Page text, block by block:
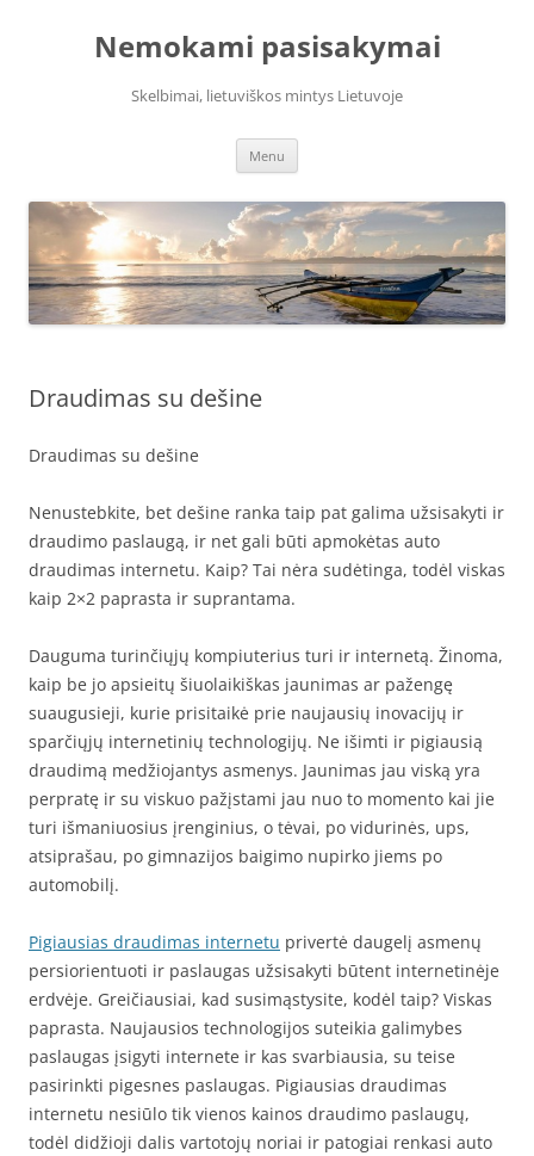
Nemokami pasisakymai
Skelbimai, lietuviškos mintys Lietuvoje
Menu
Draudimas su dešine
Draudimas su dešine
Nenustebkite, bet dešine ranka taip pat galima užsisakyti ir
draudimo paslaugą, ir net gali būti apmokėtas auto
draudimas internetu. Kaip? Tai nėra sudėtinga, todėl viskas
kaip 2×2 paprasta ir suprantama.
Dauguma turinčiųjų kompiuterius turi ir internetą. Žinoma,
kaip be jo apsieitų šiuolaikiškas jaunimas ar pažengę
suaugusieji, kurie prisitaikė prie naujausių inovacijų ir
sparčiųjų internetinių technologijų. Ne išimti ir pigiausią
draudimą medžiojantys asmenys. Jaunimas jau viską yra
perpratę ir su viskuo pažįstami jau nuo to momento kai jie
turi išmaniuosius įrenginius, o tėvai, po vidurinės, ups,
atsiprašau, po gimnazijos baigimo nupirko jiems po
automobilį.
Pigiausias draudimas internetu privertė daugelį asmenų
persiorientuoti ir paslaugas užsisakyti būtent internetinėje
erdvėje. Greičiausiai, kad susimąstysite, kodėl taip? Viskas
paprasta. Naujausios technologijos suteikia galimybes
paslaugas įsigyti internete ir kas svarbiausia, su teise
pasirinkti pigesnes paslaugas. Pigiausias draudimas
internetu nesiūlo tik vienos kainos draudimo paslaugų,
todėl didžioji dalis vartotojų noriai ir patogiai renkasi auto